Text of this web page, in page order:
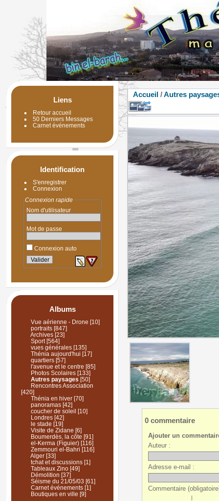
Liens
Retour accueil
50 Derniers Messages
Carnet événements
Identification
S'enregistrer
Connexion
Connexion rapide
Nom d'utilisateur
Mot de passe
Connexion auto
Albums
Vue aérienne - Drone [10]
portraits[847]
Archives [23]
Sport[564]
vues générales[135]
Thénia aujourd'hui [17]
quartiers[57]
l'avenue et le centre [85]
Photos Scolaires[133]
Autres paysages [50]
Rencontres Association
[420]
Thénia en hiver[70]
panoramas[42]
coucher de soleil [10]
Londres[42]
le stade [19]
Visite de Zidane [6]
Boumerdès, la côte [91]
el-Kerma (Figuier)[116]
Zemmouri el-Bahri [116]
Alger[33]
tchat et discussions[1]
Tableaux Zino[49]
Démolition [37]
Séisme du 21/05/03 [61]
Carnet événements[1]
Boutiques en ville [9]
Accueil /Autres
0 commentaire
Ajouter un
Auteur :
Adresse e-mail :
Commentaire
|